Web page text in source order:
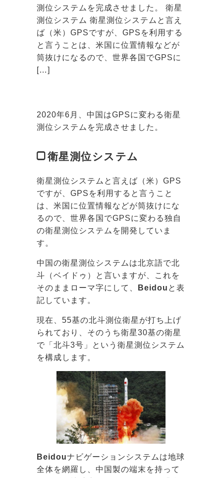
測位システムを完成させました。 衛星
測位システム 衛星測位システムと言え
ば（米）GPSですが、GPSを利用する
と言うことは、米国に位置情報などが
筒抜けになるので、世界各国でGPSに
[…]
2020年6月、中国はGPSに変わる衛星
測位システムを完成させました。
衛星測位システム
衛星測位システムと言えば（米）GPS
ですが、GPSを利用すると言うこと
は、米国に位置情報などが筒抜けにな
るので、世界各国でGPSに変わる独自
の衛星測位システムを開発していま
す。
中国の衛星測位システムは北京語で北
斗（ベイドゥ）と言いますが、これを
そのままローマ字にして、
Beidou と表
記しています。
現在、55基の北斗測位衛星が打ち上げ
られており、そのうち衛星30基の衛星
で「北斗3号」という衛星測位システム
を構成します。
Beidouナビゲーションシステムは地球
全体を網羅し、中国製の端末を持って